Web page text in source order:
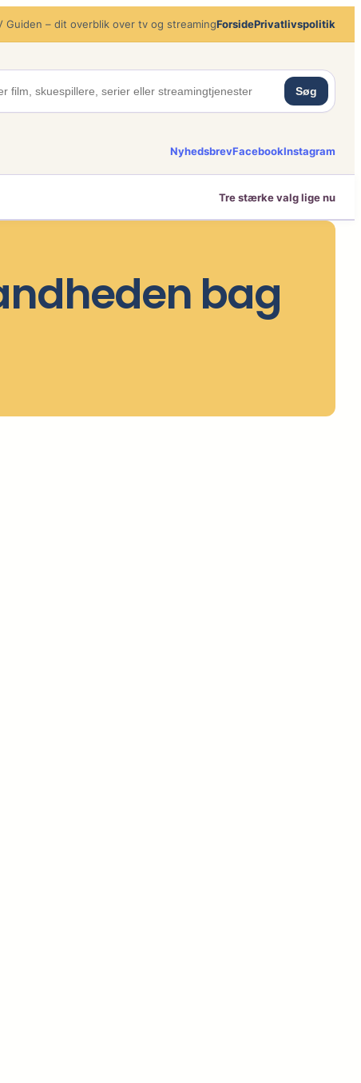
Guiden – dit overblik over tv og streamingForsidePrivatlivspolitik
Søg
NyhedsbrevFacebookInstagram
Tre stærke valg lige nu
bag